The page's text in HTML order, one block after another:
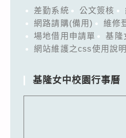
差勤系統 公文簽核
網路請購(備用)
維修
場地借用申請單
基隆
網站維護之css使用說明
基隆女中校園行事曆